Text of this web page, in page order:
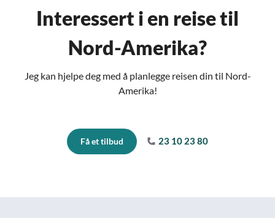
Interessert i en reise til
Nord-Amerika?
Jeg kan hjelpe deg med å planlegge reisen din til Nord-
Amerika!
Få et tilbud 23 10 23 80